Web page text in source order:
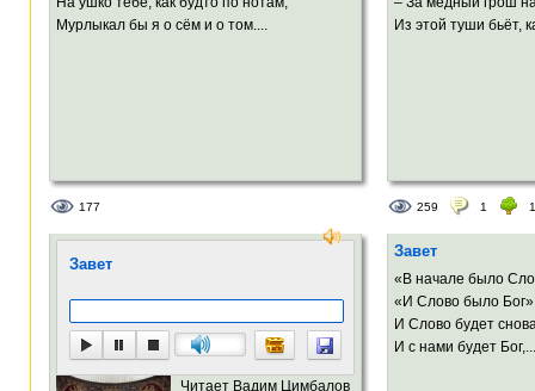
Мурлыкал бы я о сём и о том....
177
Из этой туши бьёт,
259 1 1
Завет
Читает Вадим Цимбалов
Завет
«В начале было
«И Слово было
И Слово будет
И с нами будет Бог,...